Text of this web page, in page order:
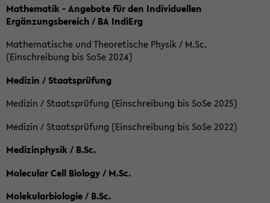
Mathematik - Angebote für den Individuellen
Ergänzungsbereich / BA IndiErg
Mathematische und Theoretische Physik / M.Sc.
(Einschreibung bis SoSe 2024)
Medizin / Staatsprüfung
Medizin / Staatsprüfung (Einschreibung bis SoSe 2025)
Medizin / Staatsprüfung (Einschreibung bis SoSe 2022)
Medizinphysik / B.Sc.
Molecular Cell Biology / M.Sc.
Molekularbiologie / B.Sc.